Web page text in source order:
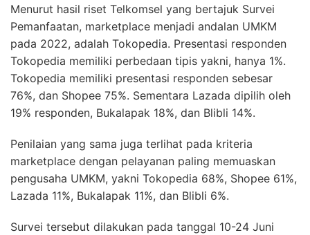
Menurut hasil riset Telkomsel yang bertajuk Survei
Pemanfaatan, marketplace menjadi andalan UMKM
pada 2022, adalah Tokopedia. Presentasi responden
Tokopedia memiliki perbedaan tipis yakni, hanya 1%.
Tokopedia memiliki presentasi responden sebesar
76%, dan Shopee 75%. Sementara Lazada dipilih oleh
19% responden, Bukalapak 18%, dan Blibli 14%.
Penilaian yang sama juga terlihat pada kriteria
marketplace dengan pelayanan paling memuaskan
pengusaha UMKM, yakni Tokopedia 68%, Shopee 61%,
Lazada 11%, Bukalapak 11%, dan Blibli 6%.
Survei tersebut dilakukan pada tanggal 10-24 Juni